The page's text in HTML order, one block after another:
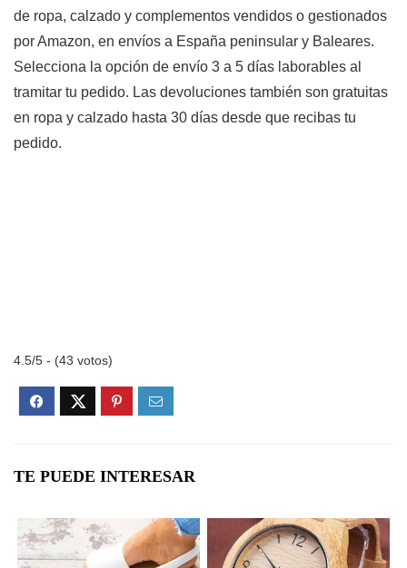
de ropa, calzado y complementos vendidos o gestionados
por Amazon, en envíos a España peninsular y Baleares.
Selecciona la opción de envío 3 a 5 días laborables al
tramitar tu pedido. Las devoluciones también son gratuitas
en ropa y calzado hasta 30 días desde que recibas tu
pedido.
4.5/5 - (43 votos)
TE PUEDE INTERESAR